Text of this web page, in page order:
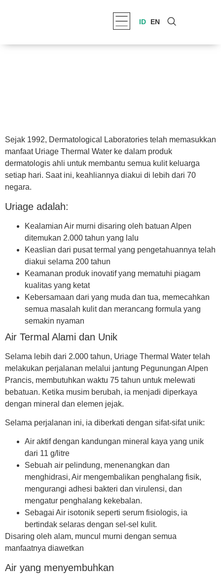
ID EN
Sejak 1992, Dermatological Laboratories telah memasukkan
manfaat Uriage Thermal Water ke dalam produk
dermatologis ahli untuk membantu semua kulit keluarga
setiap hari. Saat ini, keahliannya diakui di lebih dari 70
negara.
Uriage adalah:
Kealamian Air murni disaring oleh batuan Alpen
ditemukan 2.000 tahun yang lalu
Keaslian dari pusat termal yang pengetahuannya telah
diakui selama 200 tahun
Keamanan produk inovatif yang mematuhi piagam
kualitas yang ketat
Kebersamaan dari yang muda dan tua, memecahkan
semua masalah kulit dan merancang formula yang
semakin nyaman
Air Termal Alami dan Unik
Selama lebih dari 2.000 tahun, Uriage Thermal Water telah
melakukan perjalanan melalui jantung Pegunungan Alpen
Prancis, membutuhkan waktu 75 tahun untuk melewati
bebatuan. Ketika musim berubah, ia menjadi diperkaya
dengan mineral dan elemen jejak.
Selama perjalanan ini, ia diberkati dengan sifat-sifat unik:
Air aktifdengan kandungan mineral kaya yang unik
dari 11 g/litre
Sebuah air pelindung, menenangkan dan
menghidrasi, Air mengembalikan penghalang fisik,
mengurangi adhesi bakteri dan virulensi, dan
mengatur penghalang kekebalan.
Sebagai Air isotonik seperti serum fisiologis, ia
bertindak selaras dengan sel-sel kulit.
Disaring oleh alam, muncul murni dengan semua
manfaatnya diawetkan
Air yang menyembuhkan